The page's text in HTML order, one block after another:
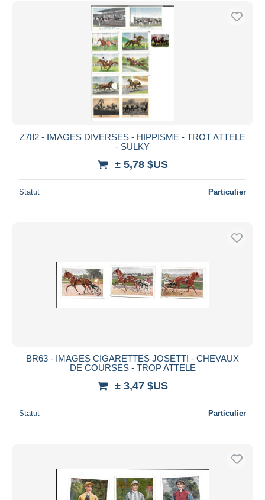
Uniquement en réduction
Livraison gratuite
Méthodes de paiement
PayPal
Virement bancaire
Mastercard
iDeal
Appliquer
Z782 - IMAGES DIVERSES - HIPPISME - TROT ATTELE
- SULKY
± 5,78 $US
Statut Particulier
BR63 - IMAGES CIGARETTES JOSETTI - CHEVAUX
DE COURSES - TROP ATTELE
± 3,47 $US
Statut Particulier